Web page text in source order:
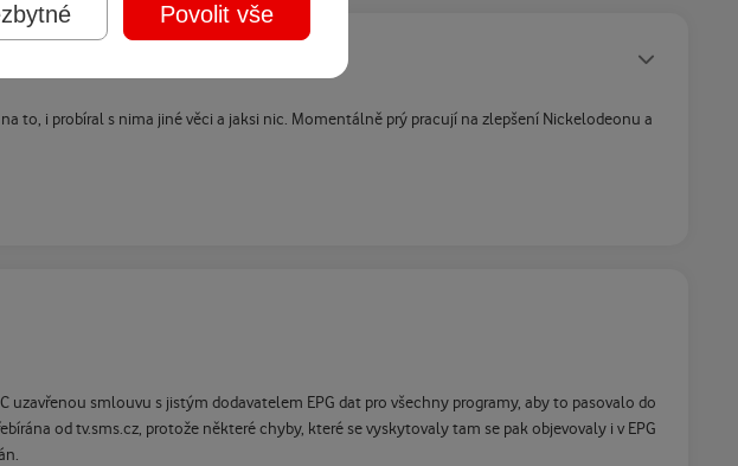
to, i probíral s nima jiné věci a jaksi nic. Momentálně prý pracují na zlepšení Nickelodeonu a
smlouvu s jistým dodavatelem EPG dat pro všechny programy, aby to pasovalo do
od tv.sms.cz, protože některé chyby, které se vyskytovaly tam se pak objevovaly i v EPG
Povolit vše